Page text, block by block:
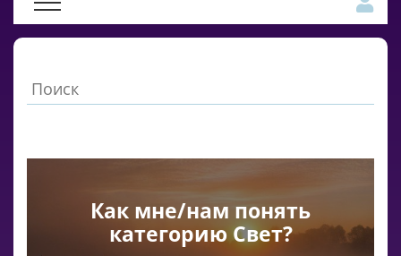
Как мне/нам понять
категорию Свет?